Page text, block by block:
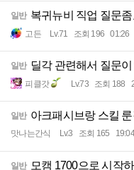
일반 복귀뉴비 직업 질문좀
고든 Lv.71 조회 196 01:26
일반 딜각 관련해서 질문
피클갓 Lv.73 조회 188
일반 아크패시브랑 스킬
맛나는간식 Lv.3 조회 165 19:04
일반 모캠 1700으로 시작